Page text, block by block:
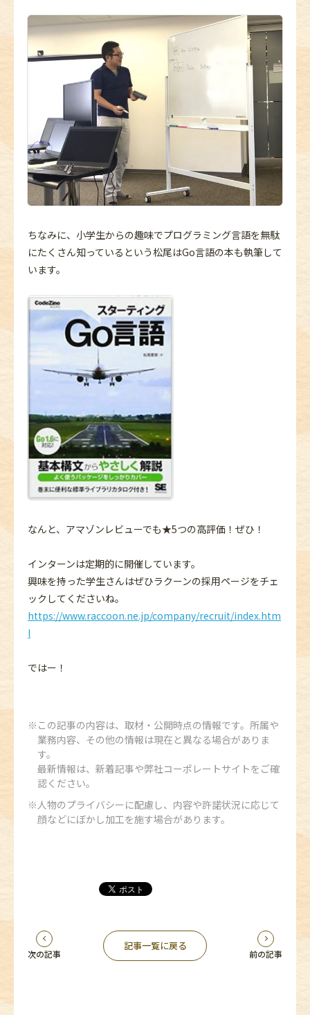
ちなみに、小学生からの趣味でプログラミング言語を無駄
にたくさん知っているという松尾はGo言語の本も執筆して
います。
なんと、アマゾンレビューでも★5つの高評価！ぜひ！
インターンは定期的に開催しています。
興味を持った学生さんはぜひラクーンの採用ページをチェ
ックしてくださいね。
https://www.raccoon.ne.jp/company/recruit/index.htm
l
ではー！
この記事の内容は、取材・公開時点の情報です。所属や
業務内容、その他の情報は現在と異なる場合がありま
す。
最新情報は、新着記事や弊社コーポレートサイトをご確
認ください。
人物のプライバシーに配慮し、内容や許諾状況に応じて
顔などにぼかし加工を施す場合があります。
次の記事
記事一覧に戻る
前の記事